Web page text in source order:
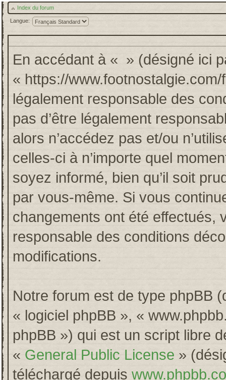
Index du forum
Langue:
En accédant à « » (désigné ici
« https://
légalement responsable des
pas d’être légalement
alors n’accédez pas et/ou
celles-ci à n’importe quel
soyez informé, bien qu’il soit
par vous-même. Si vous
changements ont été effectués,
responsable des conditions
modifications.
Notre forum est de type phpBB
« logiciel phpBB », «
phpBB ») qui est un script libre
« General Public License »
téléchargé depuis